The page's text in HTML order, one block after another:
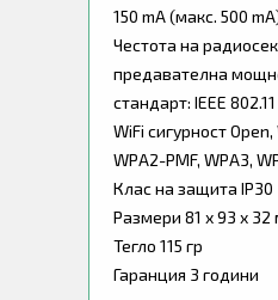
150 mA (макс. 500
Честота на
предавателна
стандарт: IEEE
WiFi сигурност Open,
WPA2-PMF, WPA3,
Клас на защита IP30
Размери 81 х 93 х 32
Тегло 115 гр
Гаранция 3 години